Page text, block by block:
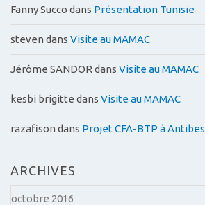
Fanny Succo dans Présentation Tunisie
steven dans Visite au MAMAC
Jérôme SANDOR dans Visite au MAMAC
kesbi brigitte dans Visite au MAMAC
razafison dans Projet CFA-BTP à Antibes
ARCHIVES
octobre 2016